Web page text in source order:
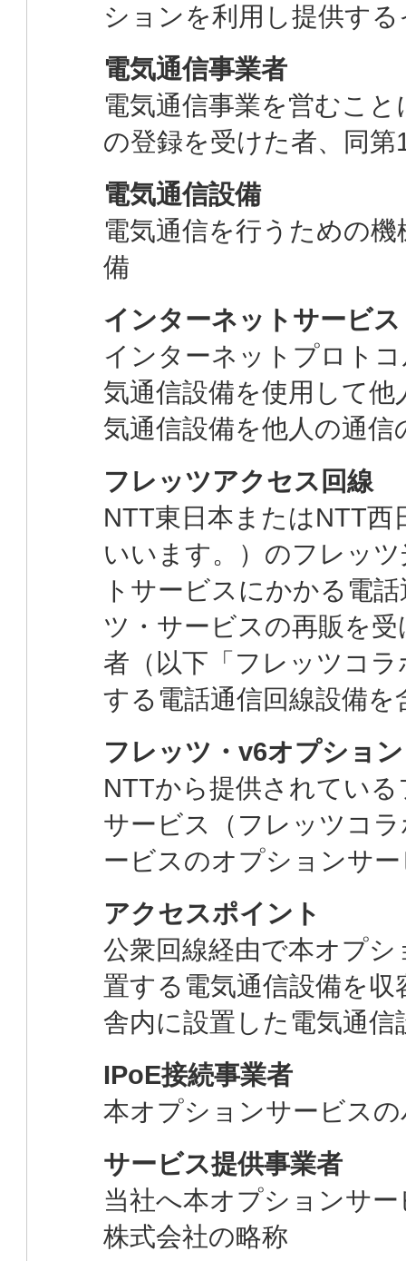
ションを利用し提供す
電気通信事業者
電気通信事業を営むこ
の登録を受けた者、同
電気通信設備
電気通信を行うための
備
インターネットサービス
インターネットプロト
気通信設備を使用して
気通信設備を他人の通
フレッツアクセス回線
NTT東日本またはNTT西
いいます。）のフレッ
トサービスにかかる電
ツ・サービスの再販を
者（以下「フレッツコ
する電話通信回線設備を
フレッツ・v6オプション
NTTから提供されてい
サービス（フレッツコ
ービスのオプションサ
アクセスポイント
公衆回線経由で本オプ
置する電気通信設備を
舎内に設置した電気通信
IPoE接続事業者
本オプションサービス
サービス提供事業者
当社へ本オプションサ
株式会社の略称